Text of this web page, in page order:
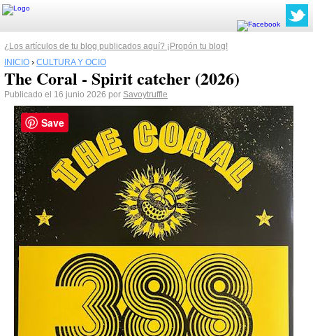
¿Los artículos de tu blog publicados aquí? ¡Propón tu blog!
INICIO › CULTURA Y OCIO
The Coral - Spirit catcher (2026)
Publicado el 16 junio 2026 por Savoytruffle
Save